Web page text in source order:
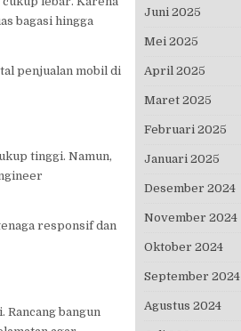
bagasi hingga
penjualan mobil di
tinggi. Namun,
responsif dan
Rancang bangun
Juni 2025
Mei 2025
April 2025
Maret 2025
Februari 2025
Januari 2025
Desember 2024
November 2024
Oktober 2024
September 2024
Agustus 2024